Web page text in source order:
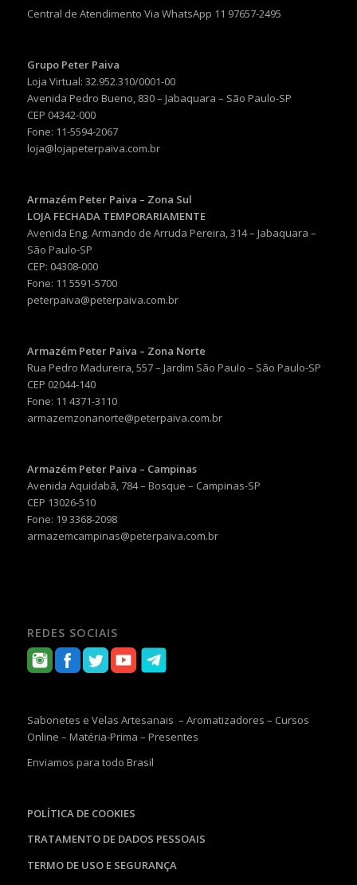
Central de Atendimento Via WhatsApp 11 97657-2495
Grupo Peter Paiva
Loja Virtual: 32.952.310/0001-00
Avenida Pedro Bueno, 830 – Jabaquara – São Paulo-SP
CEP 04342-000
Fone: 11-5594-2067
loja@lojapeterpaiva.com.br
Armazém Peter Paiva – Zona Sul
LOJA FECHADA TEMPORARIAMENTE
Avenida Eng. Armando de Arruda Pereira, 314 – Jabaquara –
São Paulo-SP
CEP: 04308-000
Fone: 11 5591-5700
peterpaiva@peterpaiva.com.br
Armazém Peter Paiva – Zona Norte
Rua Pedro Madureira, 557 – Jardim São Paulo – São Paulo-SP
CEP 02044-140
Fone: 11 4371-3110
armazemzonanorte@peterpaiva.com.br
Armazém Peter Paiva – Campinas
Avenida Aquidabã, 784 – Bosque – Campinas-SP
CEP 13026-510
Fone: 19 3368-2098
armazemcampinas@peterpaiva.com.br
REDES SOCIAIS
Sabonetes e Velas Artesanais – Aromatizadores – Cursos
Online – Matéria-Prima – Presentes
Enviamos para todo Brasil
POLÍTICA DE COOKIES
TRATAMENTO DE DADOS PESSOAIS
TERMO DE USO E SEGURANÇA